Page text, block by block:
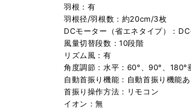
羽根：有
羽根径/羽根数：約20cm/3枚
DCモーター（省エネタイプ）：
風量切替段数：10段階
リズム風：有
角度調節：水平：60°、90°、180°
自動首振り機能：自動首振り機能あ
首振り操作方法：リモコン
イオン：無